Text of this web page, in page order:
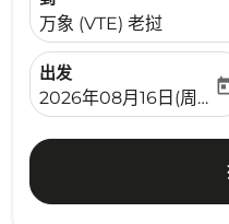
万象 (VTE) 老挝
出发
fc-booking-
2026年08月16日(周日)